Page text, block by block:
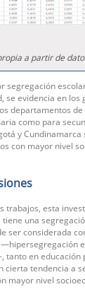
a partir de
segregación
se evidencia en los
departamentos de
como para
y Cundinamarca
con mayor nivel
trabajos, esta
una
ser considerada
tanto en educación
cierta tendencia a
mayor nivel